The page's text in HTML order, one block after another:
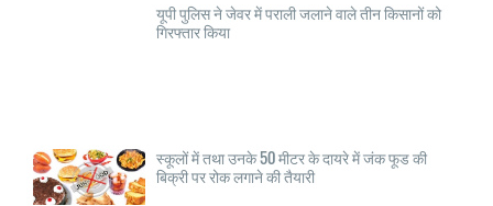
यूपी पुलिस ने जेवर में पराली जलाने वाले तीन किसानों को
गिरफ्तार किया
स्कूलों में तथा उनके 50 मीटर के दायरे में जंक फूड की
बिक्री पर रोक लगाने की तैयारी